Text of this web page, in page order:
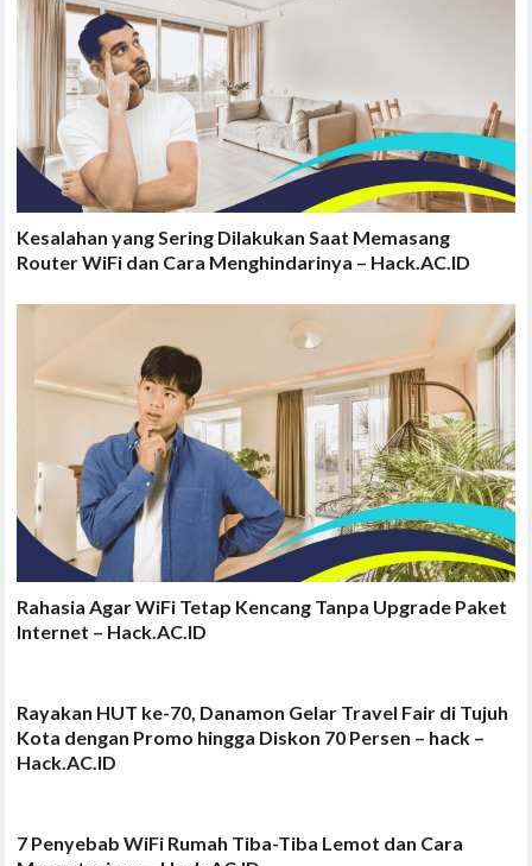
Kesalahan yang Sering Dilakukan Saat Memasang
Router WiFi dan Cara Menghindarinya – Hack.AC.ID
Rahasia Agar WiFi Tetap Kencang Tanpa Upgrade Paket
Internet – Hack.AC.ID
Rayakan HUT ke-70, Danamon Gelar Travel Fair di Tujuh
Kota dengan Promo hingga Diskon 70 Persen – hack –
Hack.AC.ID
7 Penyebab WiFi Rumah Tiba-Tiba Lemot dan Cara